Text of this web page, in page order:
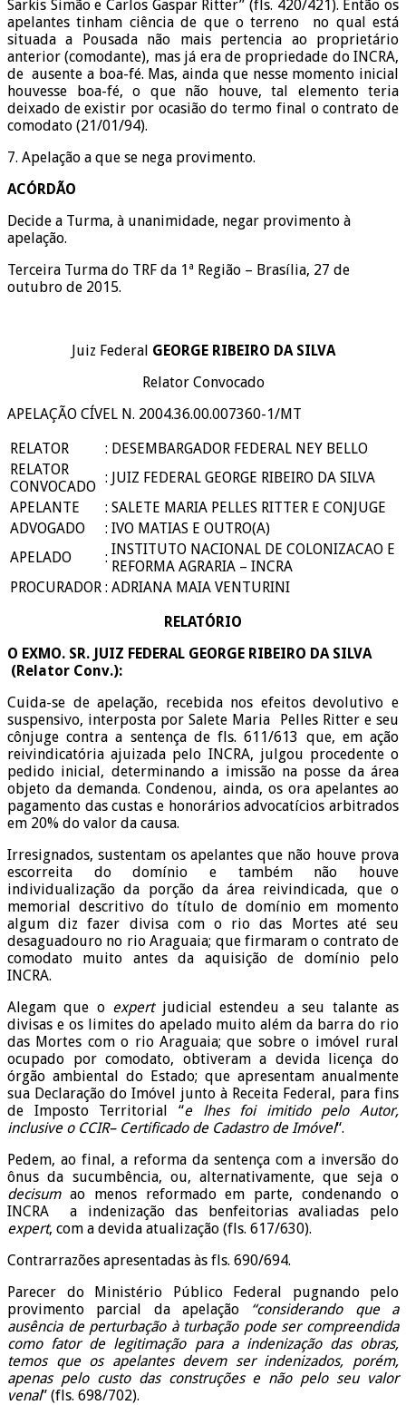
Sarkis Simão e Carlos Gaspar Ritter” (fls. 420/421). Então os
apelantes tinham ciência de que o terreno no qual está
situada a Pousada não mais pertencia ao proprietário
anterior (comodante), mas já era de propriedade do INCRA,
de ausente a boa-fé. Mas, ainda que nesse momento inicial
houvesse boa-fé, o que não houve, tal elemento teria
deixado de existir por ocasião do termo final o contrato de
comodato (21/01/94).
7. Apelação a que se nega provimento.
ACÓRDÃO
Decide a Turma, à unanimidade, negar provimento à
apelação.
Terceira Turma do TRF da 1ª Região – Brasília, 27 de
outubro de 2015.
Juiz Federal GEORGE RIBEIRO DA SILVA
Relator Convocado
APELAÇÃO CÍVEL N. 2004.36.00.007360-1/MT
RELATOR
: DESEMBARGADOR FEDERAL NEY BELLO
RELATOR
CONVOCADO
: JUIZ FEDERAL GEORGE RIBEIRO DA SILVA
APELANTE
: SALETE MARIA PELLES RITTER E CONJUGE
ADVOGADO
: IVO MATIAS E OUTRO(A)
APELADO
: INSTITUTO NACIONAL DE COLONIZACAO E
REFORMA AGRARIA – INCRA
PROCURADOR : ADRIANA MAIA VENTURINI
RELATÓRIO
O EXMO. SR. JUIZ FEDERAL GEORGE RIBEIRO DA SILVA
(Relator Conv.):
Cuida-se de apelação, recebida nos efeitos devolutivo e
suspensivo, interposta por Salete Maria Pelles Ritter e seu
cônjuge contra a sentença de fls. 611/613 que, em ação
reivindicatória ajuizada pelo INCRA, julgou procedente o
pedido inicial, determinando a imissão na posse da área
objeto da demanda. Condenou, ainda, os ora apelantes ao
pagamento das custas e honorários advocatícios arbitrados
em 20% do valor da causa.
Irresignados, sustentam os apelantes que não houve prova
escorreita do domínio e também não houve
individualização da porção da área reivindicada, que o
memorial descritivo do título de domínio em momento
algum diz fazer divisa com o rio das Mortes até seu
desaguadouro no rio Araguaia; que firmaram o contrato de
comodato muito antes da aquisição de domínio pelo
INCRA.
Alegam que o expertjudicial estendeu a seu talante as
divisas e os limites do apelado muito além da barra do rio
das Mortes com o rio Araguaia; que sobre o imóvel rural
ocupado por comodato, obtiveram a devida licença do
órgão ambiental do Estado; que apresentam anualmente
sua Declaração do Imóvel junto à Receita Federal, para fins
de Imposto Territorial “e lhes foi imitido pelo Autor,
inclusive o CCIR– Certificado de Cadastro de Imóvel“.
Pedem, ao final, a reforma da sentença com a inversão do
ônus da sucumbência, ou, alternativamente, que seja o
decisumao menos reformado em parte, condenando o
INCRA a indenização das benfeitorias avaliadas pelo
expert, com a devida atualização (fls. 617/630).
Contrarrazões apresentadas às fls. 690/694.
Parecer do Ministério Público Federal pugnando pelo
provimento parcial da apelação “considerando que a
ausência de perturbação à turbação pode ser compreendida
como fator de legitimação para a indenização das obras,
temos que os apelantes devem ser indenizados, porém,
apenas pelo custo das construções e não pelo seu valor
venal” (fls. 698/702).